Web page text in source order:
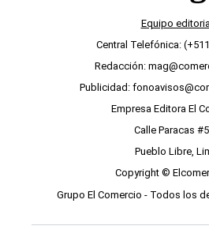
Equipo
Central Telefónica:
Redacción:
Publicidad:
Empresa Editora El
Calle Paracas
Pueblo Libre,
Copyright ©
Grupo El Comercio - Todos los